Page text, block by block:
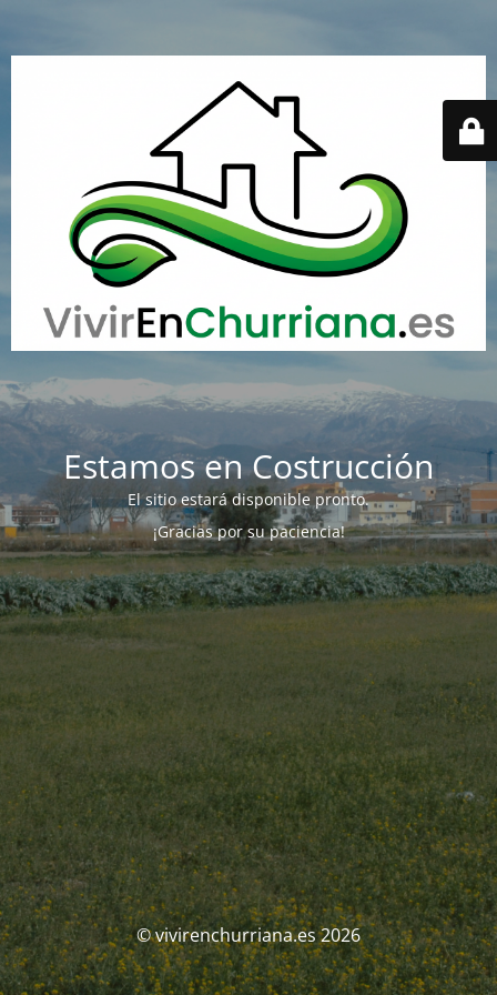
Estamos en Costrucción
El sitio estará disponible pronto.
¡Gracias por su paciencia!
© vivirenchurriana.es 2026